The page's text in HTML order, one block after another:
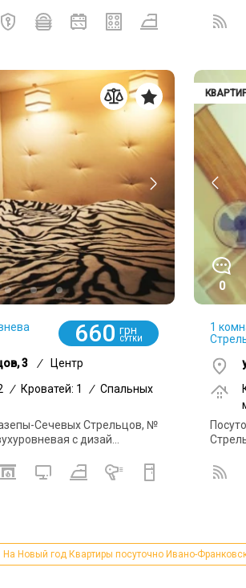
660 грн
СУТКИ
3 /
Центр
/ Кроватей: 1 / Спальных
Сечевых Стрельцов, №
с дизай...
0
1
На Новый год Квартиры посуточно Ивано-